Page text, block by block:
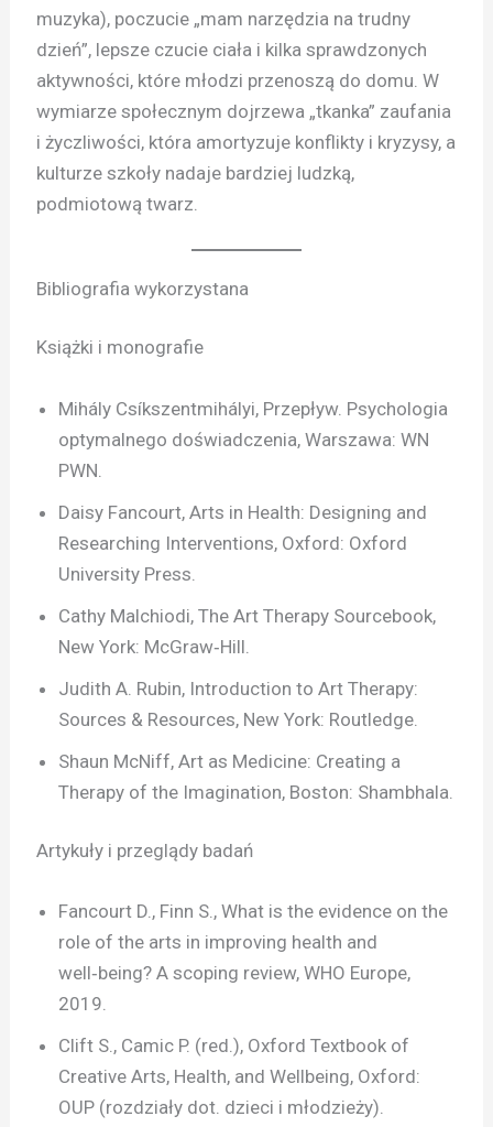
muzyka), poczucie „mam narzędzia na trudny
dzień”, lepsze czucie ciała i kilka sprawdzonych
aktywności, które młodzi przenoszą do domu. W
wymiarze społecznym dojrzewa „tkanka” zaufania
i życzliwości, która amortyzuje konflikty i kryzysy, a
kulturze szkoły nadaje bardziej ludzką,
podmiotową twarz.
Bibliografia wykorzystana
Książki i monografie
Mihály Csíkszentmihályi, Przepływ. Psychologia
optymalnego doświadczenia, Warszawa: WN
PWN.
Daisy Fancourt, Arts in Health: Designing and
Researching Interventions, Oxford: Oxford
University Press.
Cathy Malchiodi, The Art Therapy Sourcebook,
New York: McGraw‑Hill.
Judith A. Rubin, Introduction to Art Therapy:
Sources & Resources, New York: Routledge.
Shaun McNiff, Art as Medicine: Creating a
Therapy of the Imagination, Boston: Shambhala.
Artykuły i przeglądy badań
Fancourt D., Finn S., What is the evidence on the
role of the arts in improving health and
well‑being? A scoping review, WHO Europe,
2019.
Clift S., Camic P. (red.), Oxford Textbook of
Creative Arts, Health, and Wellbeing, Oxford:
OUP (rozdziały dot. dzieci i młodzieży).